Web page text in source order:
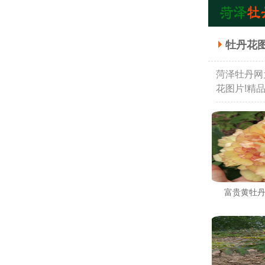
牡丹花
菏泽牡丹
花图片!精
富贵黄牡